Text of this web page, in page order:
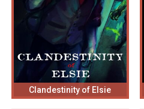
Clandestinity of Elsie